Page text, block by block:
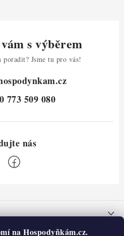
na Hospodyňkám.cz.
s výběrem
poradit? Jsme tu pro vás!
773 509 080